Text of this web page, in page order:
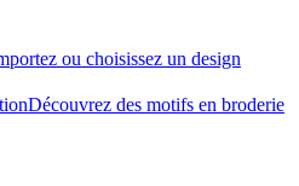
ou choisissez un design
Découvrez des motifs en broderie